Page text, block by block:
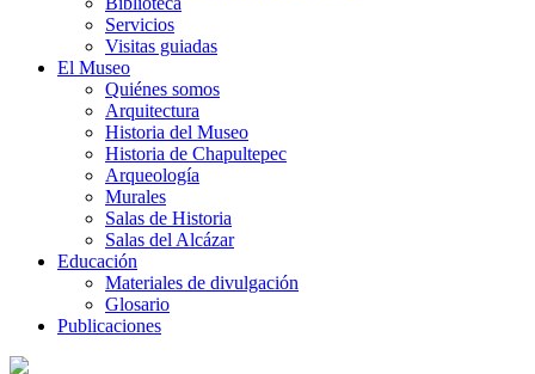
Servicios
Visitas guiadas
El Museo
Quiénes somos
Arquitectura
Historia del Museo
Historia de Chapultepec
Arqueología
Murales
Salas de Historia
Salas del Alcázar
Educación
Materiales de divulgación
Glosario
Publicaciones